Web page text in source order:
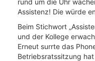
rund um die Uhr
Assistenz! Die würde
Beim Stichwort
und der Kollege
Erneut surrte das
Betriebsratssitzung